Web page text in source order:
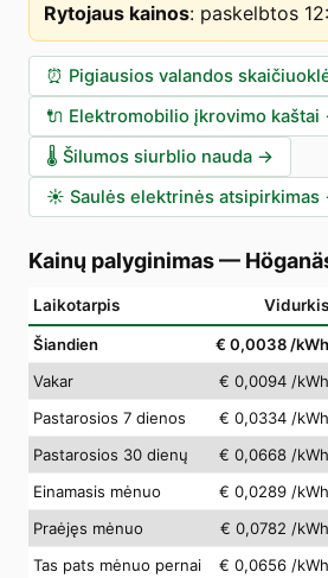
Rytojaus kainos: paskelbtos
⏰ Pigiausios valandos
🔌 Elektromobilio įkrovimo kaštai
🌡️ Šilumos siurblio nauda →
☀️ Saulės elektrinės atsipirkimas
Kainų palyginimas—
Laikotarpis Vidurkis
Šiandien € 0,0038 /kWh
Vakar
€ 0,0094 /kWh
Pastarosios 7 dienos
€ 0,0334 /kWh
Pastarosios 30 dienų
€ 0,0668 /kWh
Einamasis mėnuo
€ 0,0289 /kWh
Praėjęs mėnuo
€ 0,0782 /kWh
Tas pats mėnuo pernai
€ 0,0656 /kWh